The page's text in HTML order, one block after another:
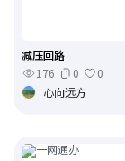
减压回路
176
0
0
心向远方